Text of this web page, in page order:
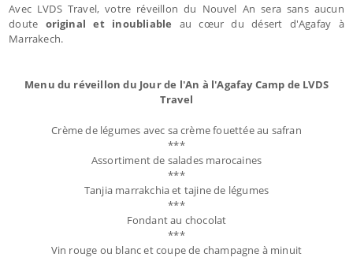
Avec LVDS Travel, votre réveillon du Nouvel An sera sans aucun
doute original et inoubliable au cœur du désert d'Agafay à
Marrakech.
Menu du réveillon du Jour de l'An à l'Agafay Camp de LVDS
Travel
Crème de légumes avec sa crème fouettée au safran
***
Assortiment de salades marocaines
***
Tanjia marrakchia et tajine de légumes
***
Fondant au chocolat
***
Vin rouge ou blanc et coupe de champagne à minuit